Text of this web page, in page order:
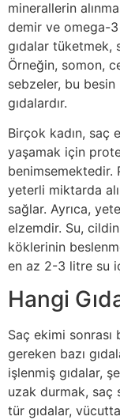
minerallerin
demir ve omega-3
gıdalar tüketmek,
Örneğin, somon,
sebzeler, bu
gıdalardır.
Birçok kadın, saç
yaşamak için
benimsemektedir.
yeterli miktarda
sağlar. Ayrıca,
elzemdir. Su,
köklerinin
en az 2-3 litre su
Hangi
Saç ekimi sonrası
gereken bazı
işlenmiş gıdalar,
uzak durmak, saç
tür gıdalar,